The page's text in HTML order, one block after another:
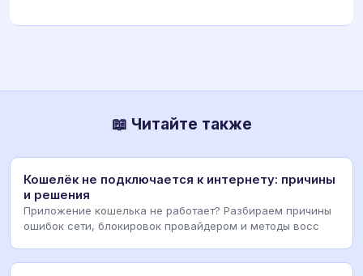
📖 Читайте также
Кошелёк не подключается к интернету: причины
и решения
Приложение кошелька не работает? Разбираем причины
ошибок сети, блокировок провайдером и методы восс